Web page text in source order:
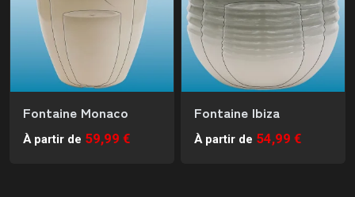
Fontaine Monaco
À partir de 59,99 €
Fontaine Ibiza
À partir de 54,99 €